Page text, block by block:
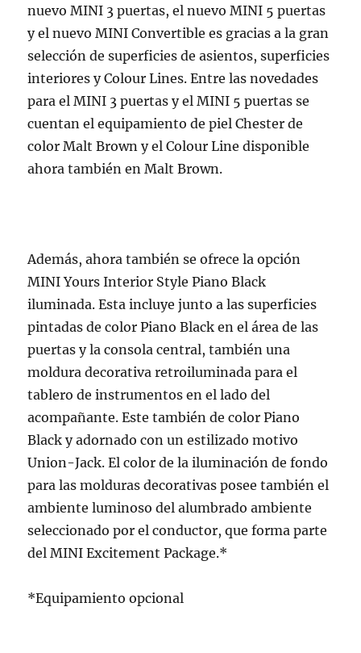
nuevo MINI 3 puertas, el nuevo MINI 5 puertas
y el nuevo MINI Convertible es gracias a la gran
selección de superficies de asientos, superficies
interiores y Colour Lines. Entre las novedades
para el MINI 3 puertas y el MINI 5 puertas se
cuentan el equipamiento de piel Chester de
color Malt Brown y el Colour Line disponible
ahora también en Malt Brown.
Además, ahora también se ofrece la opción
MINI Yours Interior Style Piano Black
iluminada. Esta incluye junto a las superficies
pintadas de color Piano Black en el área de las
puertas y la consola central, también una
moldura decorativa retroiluminada para el
tablero de instrumentos en el lado del
acompañante. Este también de color Piano
Black y adornado con un estilizado motivo
Union-Jack. El color de la iluminación de fondo
para las molduras decorativas posee también el
ambiente luminoso del alumbrado ambiente
seleccionado por el conductor, que forma parte
del MINI Excitement Package.*
*Equipamiento opcional